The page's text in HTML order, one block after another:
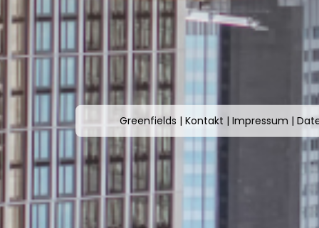
Greenfields | Kontakt | Impressum |